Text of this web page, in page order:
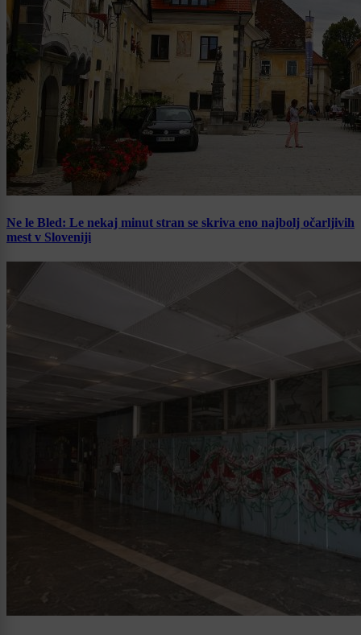
Ne le Bled: Le nekaj minut stran se skriva eno najbolj očarljivih
mest v Sloveniji